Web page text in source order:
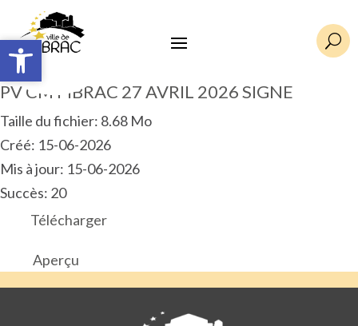
Ouvrir la barre d’outils U
PV CM PIBRAC 27 AVRIL 2026 SIGNE
Taille du fichier: 8.68 Mo
Créé: 15-06-2026
Mis à jour: 15-06-2026
Succès: 20
Télécharger
Aperçu
Ouvrir la barre d’outils